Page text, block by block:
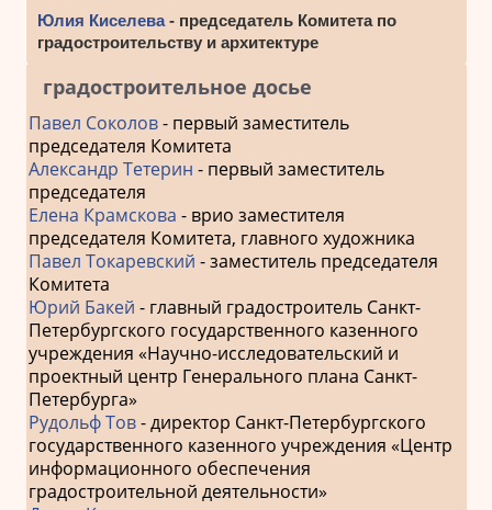
Юлия Киселева- председатель Комитета по
градостроительству и архитектуре
градостроительное досье
Павел Соколов- первый заместитель
председателя Комитета
Александр Тетерин - первый заместитель
председателя
Елена Крамскова - врио заместителя
председателя Комитета, главного художника
Павел Токаревский - заместитель председателя
Комитета
Юрий Бакей - главный градостроитель Санкт-
Петербургского государственного казенного
учреждения «Научно-исследовательский и
проектный центр Генерального плана Санкт-
Петербурга»
Рудольф Тов- директор Санкт-Петербургского
государственного казенного учреждения «Центр
информационного обеспечения
градостроительной деятельности»